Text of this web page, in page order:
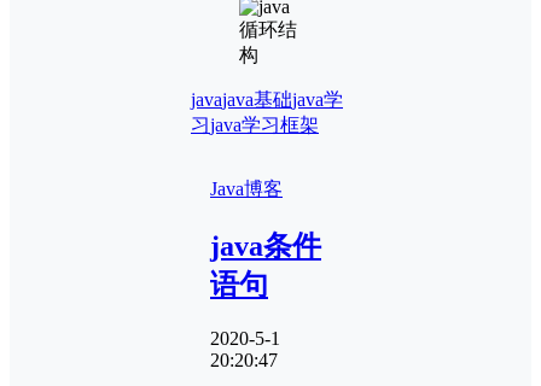
javajava基础java学
习java学习框架
Java博客
java条件
语句
2020-5-1
20:20:47